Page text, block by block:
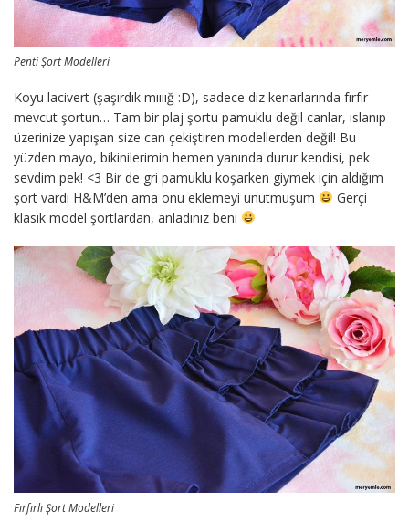
Penti Şort Modelleri
Koyu lacivert (şaşırdık mıııığ :D), sadece diz kenarlarında fırfır
mevcut şortun… Tam bir plaj şortu pamuklu değil canlar, ıslanıp
üzerinize yapışan size can çekiştiren modellerden değil! Bu
yüzden mayo, bikinilerimin hemen yanında durur kendisi, pek
sevdim pek! <3 Bir de gri pamuklu koşarken giymek için aldığım
şort vardı H&M’den ama onu eklemeyi unutmuşum
Gerçi
klasik model şortlardan, anladınız beni
Fırfırlı Şort Modelleri